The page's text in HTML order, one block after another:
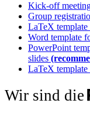
Kick-off
Group
LaTeX
Word template
PowerPoint
slides
LaTeX template
Wir sind die